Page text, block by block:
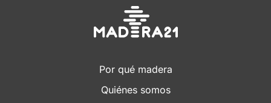
Por qué madera
Quiénes somos